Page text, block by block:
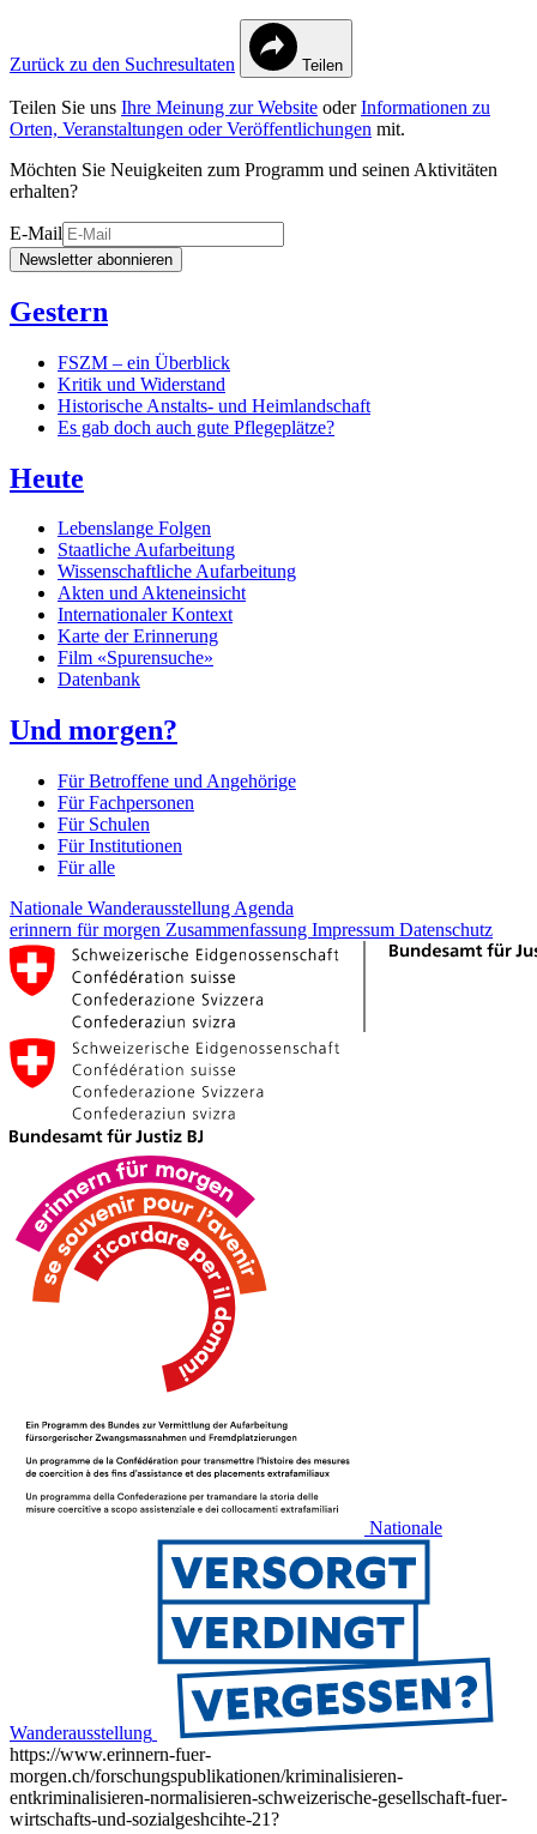
Zurück zu den Suchresultaten Teilen
Teilen Sie uns Ihre Meinung zur Website oderInformationen zu
Orten, Veranstaltungen oder Veröffentlichungen mit.
Möchten Sie Neuigkeiten zum Programm und seinen Aktivitäten
erhalten?
E-Mail
Newsletter abonnieren
Gestern
FSZM – ein Überblick
Kritik und Widerstand
Historische Anstalts- und Heimlandschaft
Es gab doch auch gute Pflegeplätze?
Heute
Lebenslange Folgen
Staatliche Aufarbeitung
Wissenschaftliche Aufarbeitung
Akten und Akteneinsicht
Internationaler Kontext
Karte der Erinnerung
Film «Spurensuche»
Datenbank
Und morgen?
Für Betroffene und Angehörige
Für Fachpersonen
Für Schulen
Für Institutionen
Für alle
Nationale Wanderausstellung Agenda
erinnern für morgen Zusammenfassung Impressum Datenschutz
Nationale
Wanderausstellung
https://www.erinnern-fuer-
morgen.ch/forschungspublikationen/kriminalisieren-
entkriminalisieren-normalisieren-schweizerische-gesellschaft-fuer-
wirtschafts-und-sozialgeshcihte-21?